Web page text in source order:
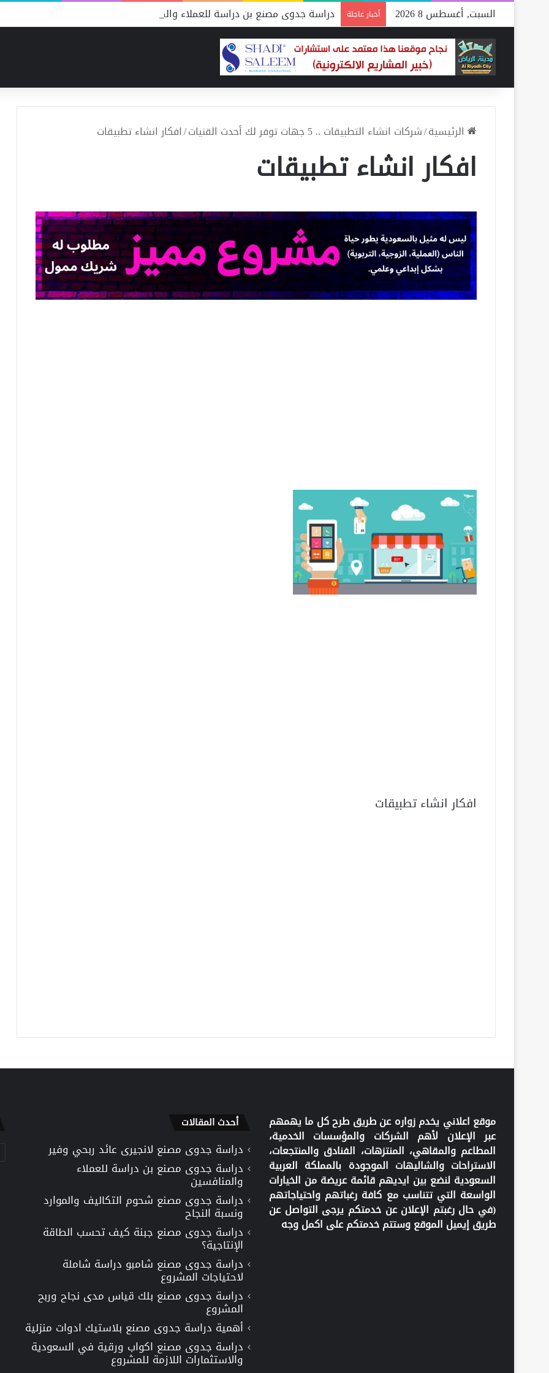
السبت, أغسطس 8 2026 أخبار عاجلة دراسة جدوى مصنع بن دراسة للعملاء والمنافسين
الرئيسية/شركات انشاء التطبيقات .. 5 جهات توفر لك أحدث القنيات /افكار انشاء تطبيقات
افكار انشاء تطبيقات
افكار انشاء تطبيقات
موقع اعلاني يخدم زواره عن طريق طرح كل ما يهمهم
عبر الإعلان لأهم الشركات والمؤسسات الخدمية،
المطاعم والمقاهي، المنتزهات، الفنادق والمنتجعات،
الاستراحات والشاليهات الموجودة بالمملكة العربية
السعودية لنضع بين ايديهم قائمة عريضة من الخيارات
الواسعة التي تتناسب مع كافة رغباتهم واحتياجاتهم
(في حال رغبتم الإعلان عن خدمتكم يرجى التواصل عن
طريق إيميل الموقع وستتم خدمتكم على اكمل وجه
أحدث المقالات
دراسة جدوى مصنع لانجيرى عائد ربحي وفير
دراسة جدوى مصنع بن دراسة للعملاء
والمنافسين
دراسة جدوى مصنع شحوم التكاليف والموارد
ونسبة النجاح
دراسة جدوى مصنع جبنة كيف تحسب الطاقة
الإنتاجية؟
دراسة جدوى مصنع شامبو دراسة شاملة
لاحتياجات المشروع
دراسة جدوى مصنع بلك قياس مدى نجاح وربح
المشروع
أهمية دراسة جدوى مصنع بلاستيك ادوات منزلية
دراسة جدوى مصنع اكواب ورقية في السعودية
والاستثمارات اللازمة للمشروع